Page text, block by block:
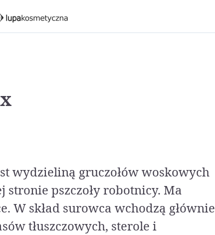
wydzieliną gruczołów woskowych
stronie pszczoły robotnicy. Ma
W skład surowca wchodzą głównie
tłuszczowych, sterole i